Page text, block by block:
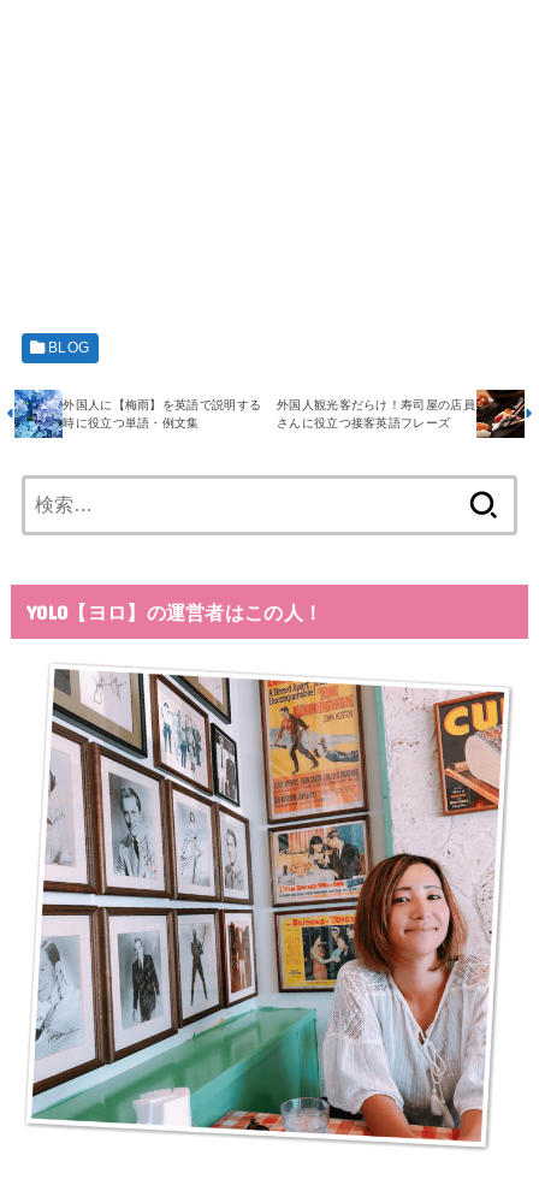
BLOG
外国人に【梅雨】を英語で説明する
時に役立つ単語・例文集
外国人観光客だらけ！寿司屋の店員
さんに役立つ接客英語フレーズ
索:
YOLO【ヨロ】の運営者はこの人！